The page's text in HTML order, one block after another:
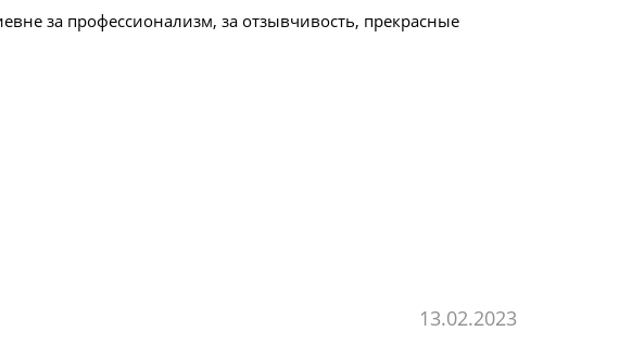
за профессионализм, за отзывчивость, прекрасные
13.02.2023